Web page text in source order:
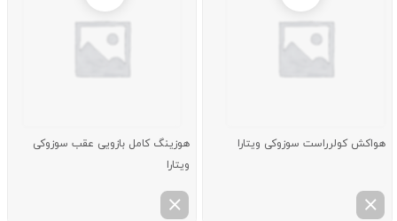
هواكش كولرراست سوزوکی ویتارا
هوزینگ كامل بازویی عقب سوزوکی
ویتارا